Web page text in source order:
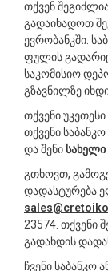
თქვენ
გადაიხადოთ
ევრობანკში.
ფულის
საკომისიო
გზავნილზე
თქვენი
თქვენი
და შენი სახელი
გთხოვთ,
დადასტურება
23574. თქვენი
გადახდის
ჩვენი საბანკო